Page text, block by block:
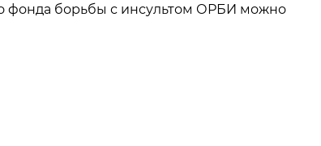
фонда борьбы с инсультом ОРБИ можно